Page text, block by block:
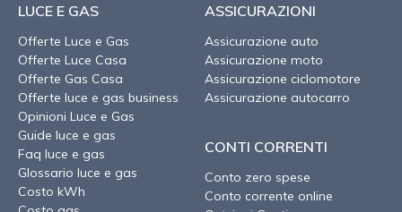
LUCE E GAS
Offerte Luce e Gas
Offerte Luce Casa
Offerte Gas Casa
Offerte luce e gas business
Opinioni Luce e Gas
Guide luce e gas
Faq luce e gas
Glossario luce e gas
Costo kWh
ASSICURAZIONI
Assicurazione auto
Assicurazione moto
Assicurazione ciclomotore
Assicurazione autocarro
CONTI CORRENTI
Conto zero spese
Conto corrente online